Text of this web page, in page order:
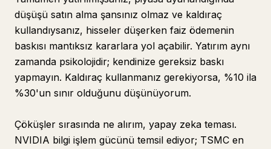
düşüşü satın alma şansınız olmaz ve kaldıraç
kullandıysanız, hisseler düşerken faiz ödemenin
baskısı mantıksız kararlara yol açabilir. Yatırım aynı
zamanda psikolojidir; kendinize gereksiz baskı
yapmayın. Kaldıraç kullanmanız gerekiyorsa, %10 ila
%30'un sınır olduğunu düşünüyorum.
Çöküşler sırasında ne alırım, yapay zeka teması.
NVIDIA bilgi işlem gücünü temsil ediyor; TSMC en